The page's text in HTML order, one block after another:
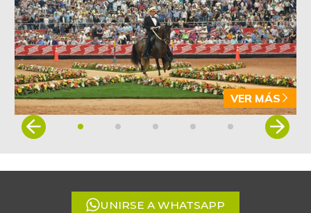
VER MÁS
Item
5
UNIRSE A WHATSAPP